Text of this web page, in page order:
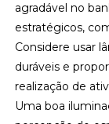
agradável no
estratégicos,
Considere usar
duráveis e
realização de
Uma boa